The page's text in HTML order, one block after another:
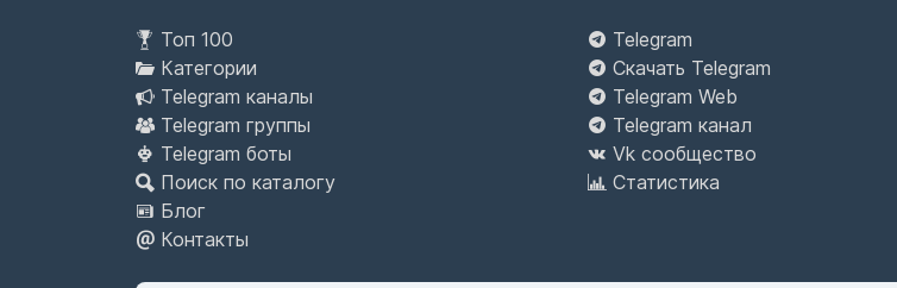
Топ 100
Категории
Telegram каналы
Telegram группы
Telegram боты
Поиск по каталогу
Блог
Контакты
Telegram
Скачать Telegram
Telegram Web
Telegram канал
Vk сообщество
Статистика